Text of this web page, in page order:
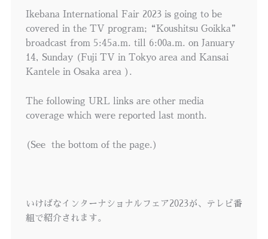
Ikebana International Fair 2023 is going to be
covered in the TV program;“Koushitsu Goikka”
broadcast from 5:45a.m. till 6:00a.m. on January
14, Sunday (Fuji TV in Tokyo area and Kansai
Kantele in Osaka area ).
The following URL links are other media
coverage which were reported last month.
(See the bottom of the page.)
いけばなインターナショナルフェア2023が、テレビ番
組で紹介されます。